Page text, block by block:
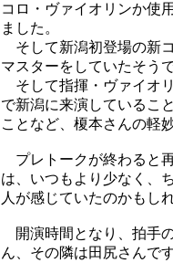
コロ・ヴァイオリンか使
ました。
そして新潟初登場の新
マスターをしていたそう
そして指揮・ヴァイオ
で新潟に来演しているこ
ことなど、榎本さんの軽
プレトークが終わると
は、いつもより少なく、
人が感じていたのかもし
開演時間となり、拍手
ん、その隣は田尻さんで